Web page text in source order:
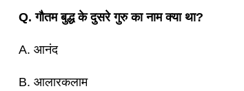
Q. गौतम बुद्ध के दुसरे गुरु का नाम क्या था?
A. आनंद
B. आलारकलाम